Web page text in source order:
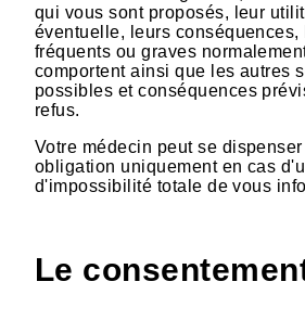
qui vous sont proposés, leur
éventuelle, leurs conséquences,
fréquents ou graves
comportent ainsi que les autres
possibles et conséquences
refus.
Votre médecin peut se
obligation uniquement en cas
d'impossibilité totale de vous
Le